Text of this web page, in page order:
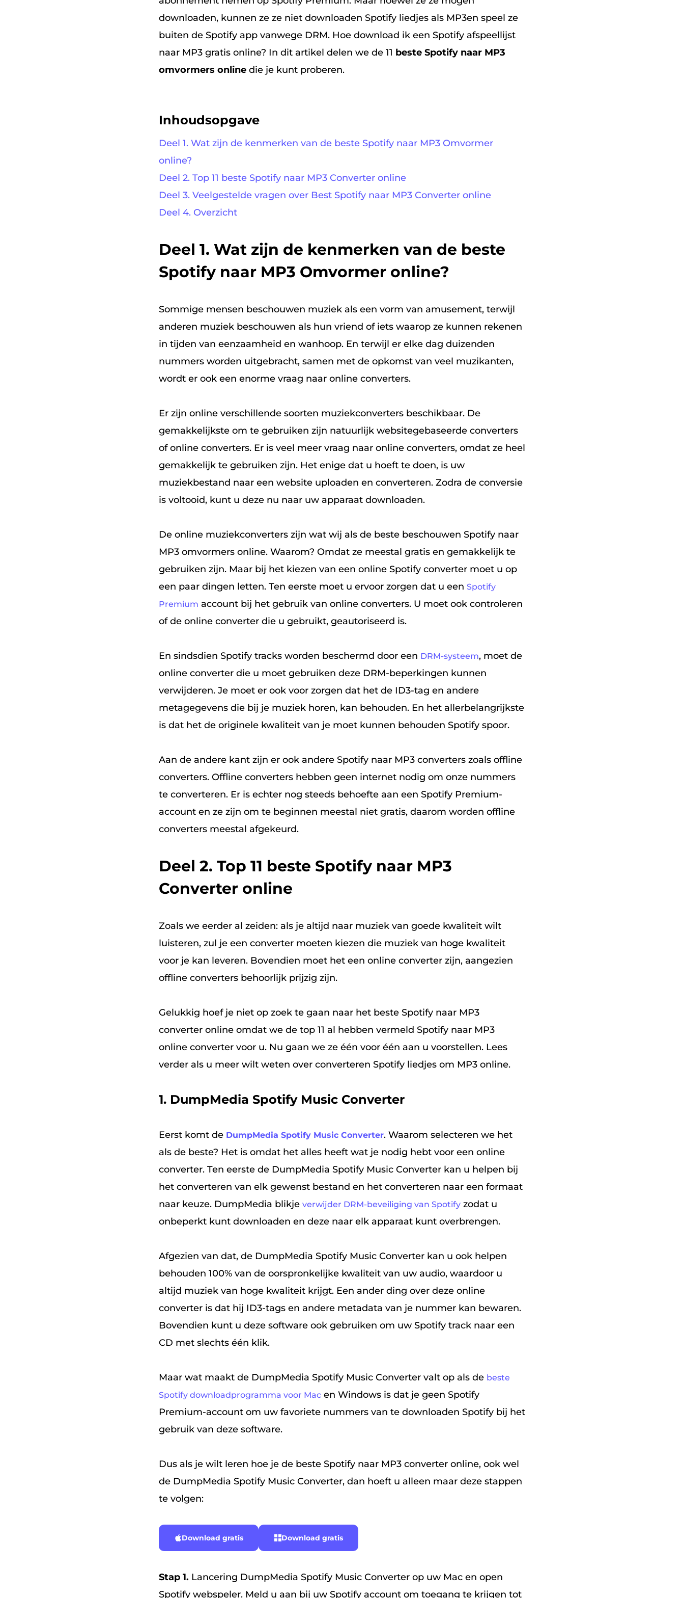
downloaden, kunnen ze ze niet downloaden Spotify liedjes als MP3en speel ze
buiten de Spotify app vanwege DRM. Hoe download ik een Spotify afspeellijst
naar MP3 gratis online? In dit artikel delen we de 11 beste Spotify naar MP3
omvormers online die je kunt proberen.
Inhoudsopgave
Deel 1. Wat zijn de kenmerken van de beste Spotify naar MP3 Omvormer
online?
Deel 2. Top 11 beste Spotify naar MP3 Converter online
Deel 3. Veelgestelde vragen over Best Spotify naar MP3 Converter online
Deel 4. Overzicht
Deel 1. Wat zijn de kenmerken van de beste
Spotify naar MP3 Omvormer online?
Sommige mensen beschouwen muziek als een vorm van amusement, terwijl
anderen muziek beschouwen als hun vriend of iets waarop ze kunnen rekenen
in tijden van eenzaamheid en wanhoop. En terwijl er elke dag duizenden
nummers worden uitgebracht, samen met de opkomst van veel muzikanten,
wordt er ook een enorme vraag naar online converters.
Er zijn online verschillende soorten muziekconverters beschikbaar. De
gemakkelijkste om te gebruiken zijn natuurlijk websitegebaseerde converters
of online converters. Er is veel meer vraag naar online converters, omdat ze heel
gemakkelijk te gebruiken zijn. Het enige dat u hoeft te doen, is uw
muziekbestand naar een website uploaden en converteren. Zodra de conversie
is voltooid, kunt u deze nu naar uw apparaat downloaden.
De online muziekconverters zijn wat wij als de beste beschouwen Spotify naar
MP3 omvormers online. Waarom? Omdat ze meestal gratis en gemakkelijk te
gebruiken zijn. Maar bij het kiezen van een online Spotify converter moet u op
een paar dingen letten. Ten eerste moet u ervoor zorgen dat u een Spotify
Premium account bij het gebruik van online converters. U moet ook controleren
of de online converter die u gebruikt, geautoriseerd is.
En sindsdien Spotify tracks worden beschermd door een DRM-systeem, moet de
online converter die u moet gebruiken deze DRM-beperkingen kunnen
verwijderen. Je moet er ook voor zorgen dat het de ID3-tag en andere
metagegevens die bij je muziek horen, kan behouden. En het allerbelangrijkste
is dat het de originele kwaliteit van je moet kunnen behouden Spotify spoor.
Aan de andere kant zijn er ook andere Spotify naar MP3 converters zoals offline
converters. Offline converters hebben geen internet nodig om onze nummers
te converteren. Er is echter nog steeds behoefte aan een Spotify Premium-
account en ze zijn om te beginnen meestal niet gratis, daarom worden offline
converters meestal afgekeurd.
Deel 2. Top 11 beste Spotify naar MP3
Converter online
Zoals we eerder al zeiden: als je altijd naar muziek van goede kwaliteit wilt
luisteren, zul je een converter moeten kiezen die muziek van hoge kwaliteit
voor je kan leveren. Bovendien moet het een online converter zijn, aangezien
offline converters behoorlijk prijzig zijn.
Gelukkig hoef je niet op zoek te gaan naar het beste Spotify naar MP3
converter online omdat we de top 11 al hebben vermeld Spotify naar MP3
online converter voor u. Nu gaan we ze één voor één aan u voorstellen. Lees
verder als u meer wilt weten over converteren Spotify liedjes om MP3 online.
1. DumpMedia Spotify Music Converter
Eerst komt de DumpMedia Spotify Music Converter. Waarom selecteren we het
als de beste? Het is omdat het alles heeft wat je nodig hebt voor een online
converter. Ten eerste de DumpMedia Spotify Music Converter kan u helpen bij
het converteren van elk gewenst bestand en het converteren naar een formaat
naar keuze. DumpMedia blikje verwijder DRM-beveiliging van Spotify zodat u
onbeperkt kunt downloaden en deze naar elk apparaat kunt overbrengen.
Afgezien van dat, de DumpMedia Spotify Music Converter kan u ook helpen
behouden 100% van de oorspronkelijke kwaliteit van uw audio, waardoor u
altijd muziek van hoge kwaliteit krijgt. Een ander ding over deze online
converter is dat hij ID3-tags en andere metadata van je nummer kan bewaren.
Bovendien kunt u deze software ook gebruiken om uw Spotify track naar een
CD met slechts één klik.
Maar wat maakt de DumpMedia Spotify Music Converter valt op als de beste
Spotify downloadprogramma voor Mac en Windows is dat je geen Spotify
Premium-account om uw favoriete nummers van te downloaden Spotify bij het
gebruik van deze software.
Dus als je wilt leren hoe je de beste Spotify naar MP3 converter online, ook wel
de DumpMedia Spotify Music Converter, dan hoeft u alleen maar deze stappen
te volgen:
Download gratis Download gratis
Stap 1. Lancering DumpMedia Spotify Music Converter op uw Mac en open
Spotify webspeler. Meld u aan bij uw Spotify account om toegang te krijgen tot